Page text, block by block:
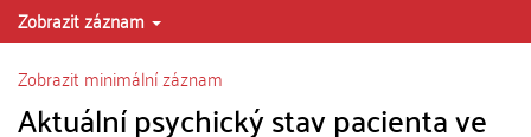
Zobrazit záznam
Zobrazit minimální záznam
Aktuální psychický stav pacienta ve